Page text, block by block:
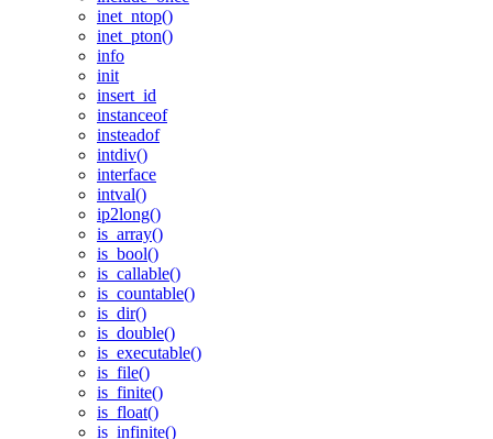
inet_ntop()
inet_pton()
info
init
insert_id
instanceof
insteadof
intdiv()
interface
intval()
ip2long()
is_array()
is_bool()
is_callable()
is_countable()
is_dir()
is_double()
is_executable()
is_file()
is_finite()
is_float()
is_infinite()